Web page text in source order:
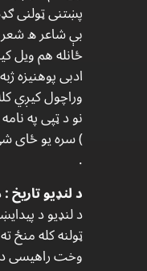
پښتنی ټولنی
بې شاعر ه
ځانله هم ویل
ادبی پوهنیزه
وراچول کیږي
نو د ټپی په
) سره یو ځای
.
د لنډیو تاریخ :
د لنډیو د
ټولنه کله منځ
وخت راهیسی